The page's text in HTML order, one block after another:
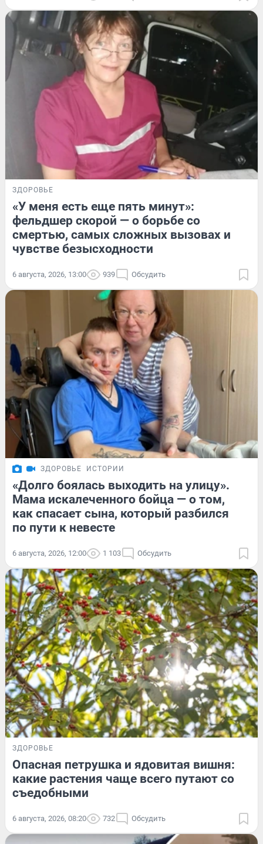
ЗДОРОВЬЕ
«У меня есть еще пять минут»:
фельдшер скорой — о борьбе со
смертью, самых сложных вызовах и
чувстве безысходности
6 августа, 2026, 13:00 939 Обсудить
ЗДОРОВЬЕ ИСТОРИИ
«Долго боялась выходить на улицу».
Мама искалеченного бойца — о том,
как спасает сына, который разбился
по пути к невесте
6 августа, 2026, 12:00 1 103 Обсудить
ЗДОРОВЬЕ
Опасная петрушка и ядовитая вишня:
какие растения чаще всего путают со
съедобными
6 августа, 2026, 08:20 732 Обсудить